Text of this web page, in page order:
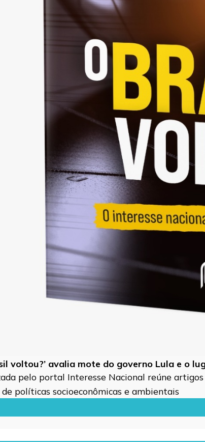
voltou?’ avalia mote do governo Lula e o
pelo portal Interesse Nacional reúne
políticas socioeconômicas e ambientais